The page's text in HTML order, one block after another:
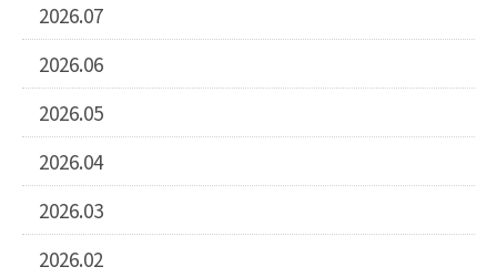
2026.07
2026.06
2026.05
2026.04
2026.03
2026.02